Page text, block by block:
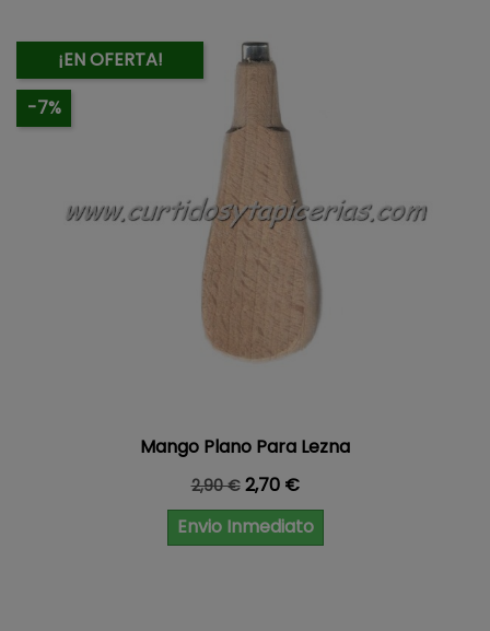
¡EN OFERTA!
-7%
Mango Plano Para Lezna
Precio base
2,90 € Precio
2,70 €
Envio Inmediato